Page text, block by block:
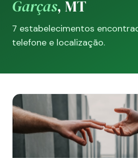
Garças, MT
7 estabelecimentos
telefone e localização.